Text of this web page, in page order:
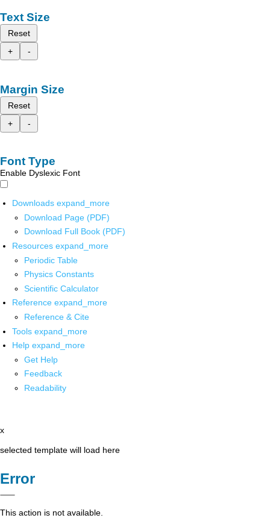
Text Size
Reset
+
-
Margin Size
Reset
+
-
Font Type
Enable Dyslexic Font
Downloads expand_more
Download Page (PDF)
Download Full Book (PDF)
Resources expand_more
Periodic Table
Physics Constants
Scientific Calculator
Reference expand_more
Reference & Cite
Tools expand_more
Help expand_more
Get Help
Feedback
Readability
x
selected template will load here
Error
This action is not available.